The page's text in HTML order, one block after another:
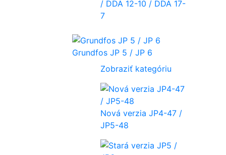
/ DDA 12-10 / DDA 17-
7
Grundfos JP 5 / JP 6
Zobraziť kategóriu
Nová verzia JP4-47 /
JP5-48